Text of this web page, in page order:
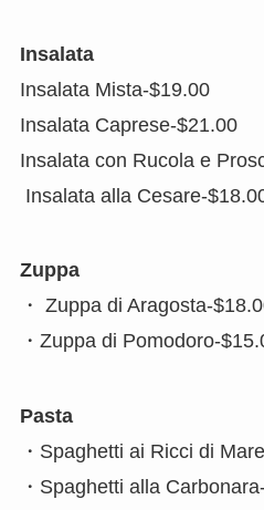
Insalata
Insalata Mista-$19.00
Insalata Caprese-$21.00
Insalata con Rucola e
Insalata alla Cesare-
Zuppa
・ Zuppa di Aragosta-
・Zuppa di Pomodoro-
Pasta
・Spaghetti ai Ricci di
・Spaghetti alla